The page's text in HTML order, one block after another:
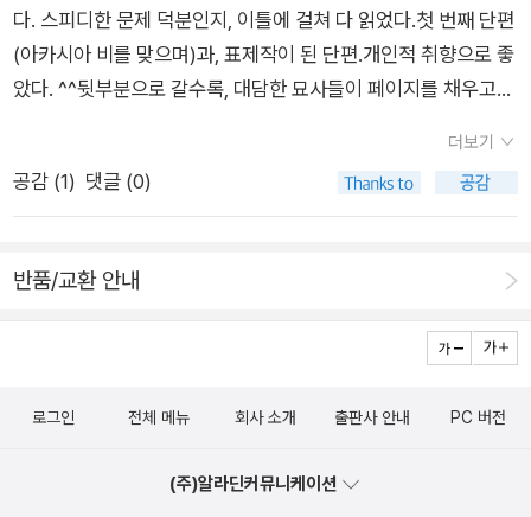
기도 하고.(-_-)능동적 대응보다 수동적 대응이 더 많았다는 것
이, 내 안의 빈 상자를 채워주지 못했다는, 내게서 섣부른 결론을
끌어내기에 이르렀다. 그러다가 차츰 대화에 매료되어 하나하나
몰두하여 다시금 곱씹었던 것은 그래도 아직 단정할 수 없다는 생
각이 들어서였다.작가는, 돌을 찾아가는 과정을 사랑이라고 해석
은 '누군가와 연결되어 있고 싶은 강렬한 충동'에 휩싸여 있다. 그
소개 중에서.[들리지 않는 소리, 그것을 듣는 작가가 다구치 란디
서 특별한 소리만을 뽑아내는 강력한 필터를, 그 펜 끝에 가지고
부분에 오타가 있다고 알라딘에 비밀로 건의했는데, 아직 수정이
다. 스피디한 문제 덕분인지, 이틀에 걸쳐 다 읽었다.첫 번째 단편
(아카시아 비를 맞으며)과, 표제작이 된 단편.개인적 취향으로 좋
았다. ^^뒷부분으로 갈수록, 대담한 묘사들이 페이지를 채우고
몇 찾았다. 이 또한 계기가 되어, 새로운 카테고리에 내가 좋아하
는 표현을 담을 생각이다.*글쓰기 전략밑줄 긋기로 몇 가지 정리
해두었다. 새로운 카테고리를 만들어, 작전 노트 식으로 페이퍼를
더보기
공감 (1) 댓글 (0)
반품/교환 안내
로그인 전체 메뉴 회사 소개 출판사 안내 PC 버전
(주)알라딘커뮤니케이션